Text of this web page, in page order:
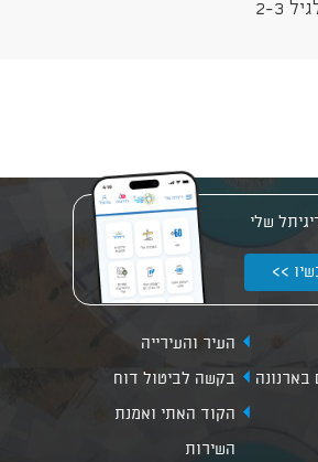
2-3
שלי
>>
העיר והעירייה
בארנונה
בקשה לביטול דוח
הקוד האתי ואמנת
השירות